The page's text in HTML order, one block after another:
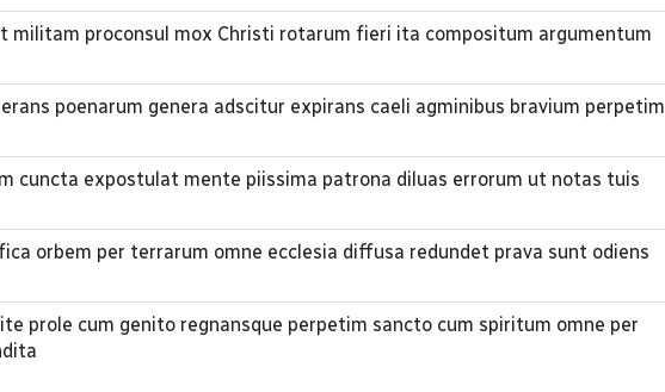
militam proconsul mox Christi rotarum fieri ita compositum argumentum
poenarum genera adscitur expirans caeli agminibus bravium perpetim
cuncta expostulat mente piissima patrona diluas errorum ut notas tuis
orbem per terrarum omne ecclesia diffusa redundet prava sunt odiens
prole cum genito regnansque perpetim sancto cum spiritum omne per